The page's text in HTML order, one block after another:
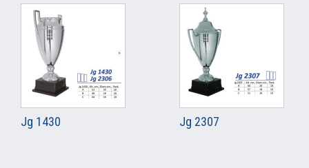
Jg 1430 Jg 2307